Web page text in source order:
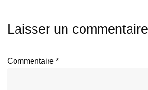
Laisser un commentaire
Commentaire *